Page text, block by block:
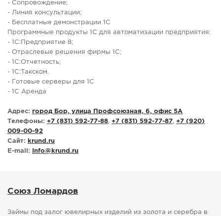
- Сопровождение;
- Линия консультации;
- Бесплатные демонстрации 1С
Программные продукты 1С для автоматизации предприятия:
- 1С:Предприятие 8;
- Отраслевые решения фирмы 1С;
- 1С:Отчетность;
- 1С:Такском.
- Готовые серверы для 1С
- 1С Аренда
Адрес: город Бор, улица Профсоюзная, 6, офис 5А
Телефоны: +7 (831) 592-77-88, +7 (831) 592-77-87, +7 (920)
009-00-92
Сайт:
krund.ru
E-mail:
Info@ krund.ru
Союз Ломардов
Займы под залог ювелирных изделий из золота и серебра в